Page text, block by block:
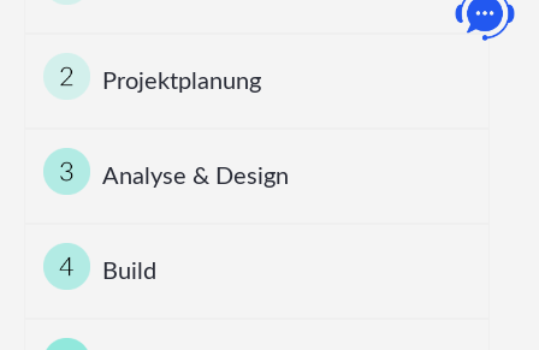
Projektplanung
Analyse & Design
Build